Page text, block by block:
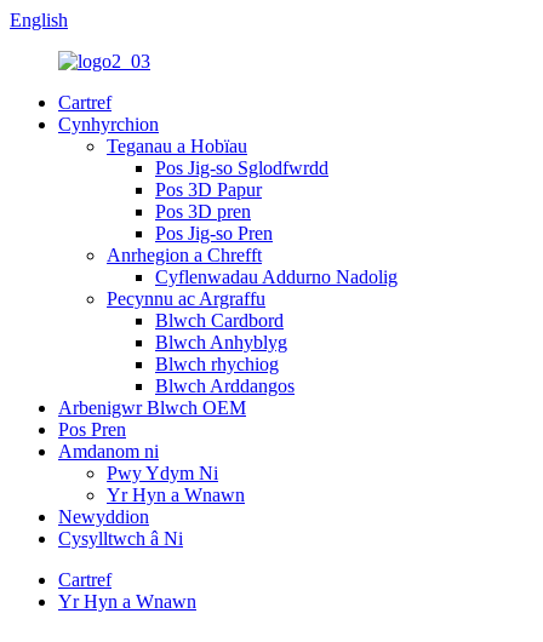
English
Cartref
Cynhyrchion
Teganau a Hobïau
Pos Jig-so Sglodfwrdd
Pos 3D Papur
Pos 3D pren
Pos Jig-so Pren
Anrhegion a Chrefft
Cyflenwadau Addurno Nadolig
Pecynnu ac Argraffu
Blwch Cardbord
Blwch Anhyblyg
Blwch rhychiog
Blwch Arddangos
Arbenigwr Blwch OEM
Pos Pren
Amdanom ni
Pwy Ydym Ni
Yr Hyn a Wnawn
Newyddion
Cysylltwch â Ni
Cartref
Yr Hyn a Wnawn